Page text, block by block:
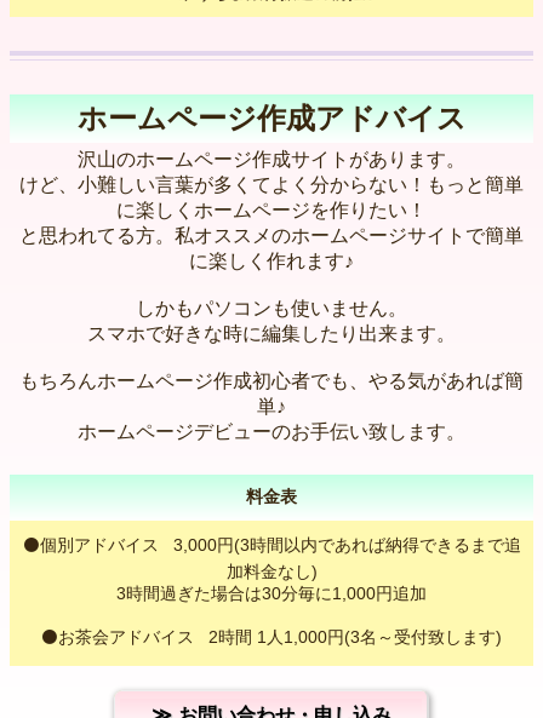
ホームページ作成アドバイス
沢山のホームページ作成サイトがあります。
けど、小難しい言葉が多くてよく分からない！もっと簡単
に楽しくホームページを作りたい！
と思われてる方。私オススメのホームページサイトで簡単
に楽しく作れます♪
しかもパソコンも使いません。
スマホで好きな時に編集したり出来ます。
もちろんホームページ作成初心者でも、やる気があれば簡
単♪
ホームページデビューのお手伝い致します。
料金表
⚫個別アドバイス 3,000円(3時間以内であれば納得できるまで追
加料金なし)
3時間過ぎた場合は30分毎に1,000円追加
⚫お茶会アドバイス 2時間 1人1,000円(3名～受付致します)